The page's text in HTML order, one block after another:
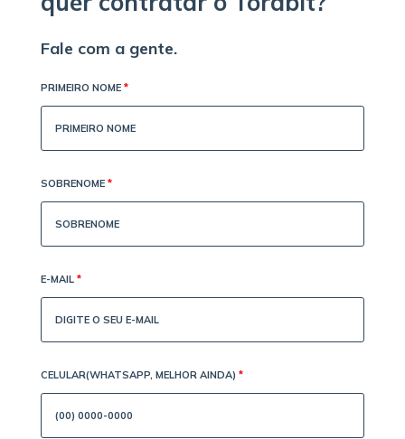
Fale com a gente.
PRIMEIRO NOME *
SOBRENOME *
E-MAIL *
CELULAR(WHATSAPP, MELHOR AINDA) *